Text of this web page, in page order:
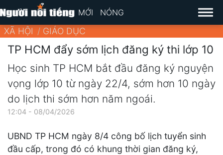
MỚI NÓNG
XÃ HỘI GIÁO DỤC
TP HCM đẩy sớm lịch đăng ký thi lớp 10
Học sinh TP HCM bắt đầu đăng ký nguyện
vọng lớp 10 từ ngày 22/4, sớm hơn 10 ngày
do lịch thi sớm hơn năm ngoái.
12:04 - 08/04/2026
UBND TP HCM ngày 8/4 công bố lịch tuyển sinh
đầu cấp, trong đó có khung thời gian đăng ký,